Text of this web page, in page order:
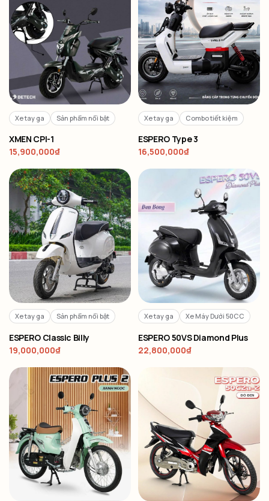
Xe tay ga Sản phẩm nổi bật
XMEN CPI-1
15,900,000₫
Xe tay ga Combo tiết kiệm
ESPERO Type 3
16,500,000₫
Xe tay ga Sản phẩm nổi bật
ESPERO Classic Billy
19,000,000₫
Xe tay ga Xe Máy Dưới 50CC
ESPERO 50VS Diamond Plus
22,800,000₫